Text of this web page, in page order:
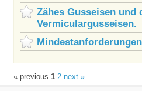
Zähes Gusseisen und
Vermiculargusseisen.
« previous 1 2 next »